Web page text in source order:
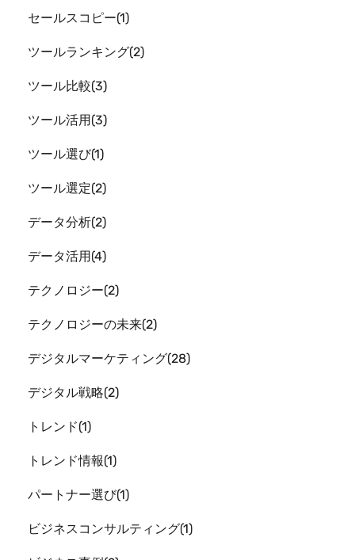
セールスコピー 1
ツールランキング 2
ツール比較 3
ツール活用 3
ツール選び 1
ツール選定 2
データ分析 2
データ活用 4
テクノロジー 2
テクノロジーの未来 2
デジタルマーケティング 28
デジタル戦略 2
トレンド 1
トレンド情報 1
パートナー選び 1
ビジネスコンサルティング 1